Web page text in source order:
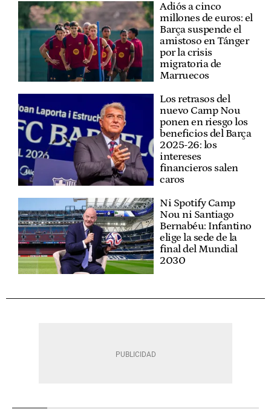
Adiós a cinco
millones de euros: el
Barça suspende el
amistoso en Tánger
por la crisis
migratoria de
Marruecos
Los retrasos del
nuevo Camp Nou
ponen en riesgo los
beneficios del Barça
2025-26: los
intereses
financieros salen
caros
Ni Spotify Camp
Nou ni Santiago
Bernabéu: Infantino
elige la sede de la
final del Mundial
2030